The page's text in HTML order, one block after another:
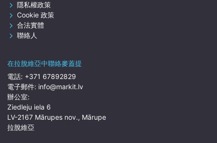
隱私權政策
Cookie 政策
合法實體
聯絡人
在拉脫維亞中聯絡麥蓋提
電話: +371 67892829
電子郵件: info@markit.lv
辦公室:
Ziedleju iela 6
LV-2167 Mārupes nov., Mārupe
拉脫維亞